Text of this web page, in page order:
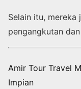
Selain itu, mereka
pengangkutan
Amir Tour Travel
Impian